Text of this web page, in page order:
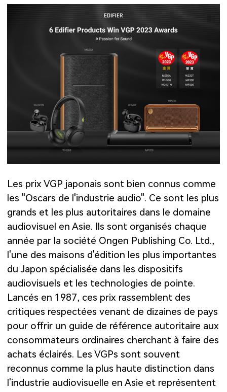
Les prix VGP japonais sont bien connus comme
les "Oscars de l'industrie audio". Ce sont les plus
grands et les plus autoritaires dans le domaine
audiovisuel en Asie. Ils sont organisés chaque
année par la société Ongen Publishing Co. Ltd.,
l'une des maisons d'édition les plus importantes
du Japon spécialisée dans les dispositifs
audiovisuels et les technologies de pointe.
Lancés en 1987, ces prix rassemblent des
critiques respectées venant de dizaines de pays
pour offrir un guide de référence autoritaire aux
consommateurs ordinaires cherchant à faire des
achats éclairés. Les VGPs sont souvent
reconnus comme la plus haute distinction dans
l'industrie audiovisuelle en Asie et représentent